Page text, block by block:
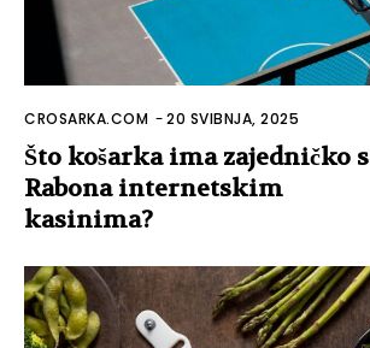
CROSARKA.COM -20 SVIBNJA, 2025
Što košarka ima zajedničko s
Rabona internetskim
kasinima?